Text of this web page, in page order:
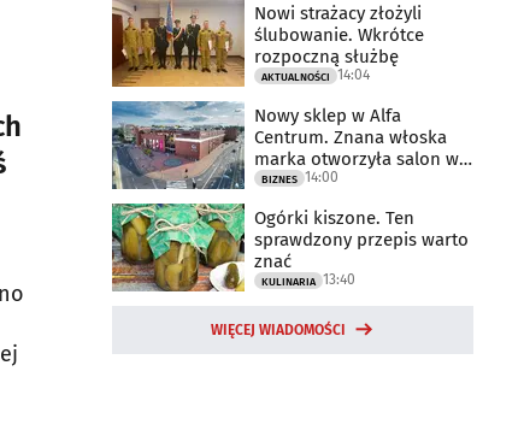
Nowi strażacy złożyli
ślubowanie. Wkrótce
rozpoczną służbę
AKTUALNOŚCI 14:04
Nowy sklep w Alfa
Centrum. Znana włoska
marka otworzyła salon w
Białymstoku
BIZNES 14:00
Ogórki kiszone. Ten
sprawdzony przepis warto
znać
KULINARIA 13:40
WIĘCEJ WIADOMOŚCI